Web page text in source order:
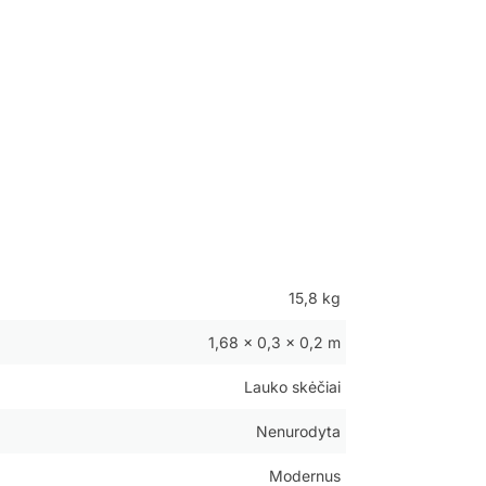
15,8 kg
1,68 × 0,3 × 0,2 m
Lauko skėčiai
Nenurodyta
Modernus